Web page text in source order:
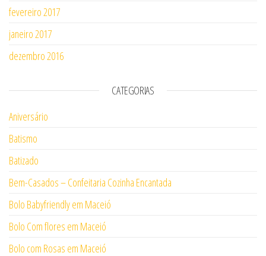
fevereiro 2017
janeiro 2017
dezembro 2016
CATEGORIAS
Aniversário
Batismo
Batizado
Bem-Casados – Confeitaria Cozinha Encantada
Bolo Babyfriendly em Maceió
Bolo Com flores em Maceió
Bolo com Rosas em Maceió